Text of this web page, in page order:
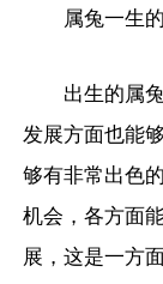
属兔一生
出生的属
发展方面也能
够有非常出色
机会，各方面
展，这是一方